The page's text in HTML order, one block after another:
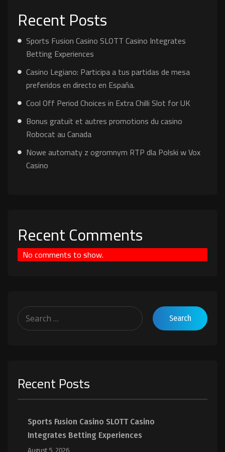
Recent Posts
Sports Fusion Casino SLOTT Casino Integrates
Betting Experiences
Casino Legiano: Participa a tus partidas de mesa
preferidos en directo en España.
Cool Off Period Choices in Extra Chilli Slot for UK
Bonus gratuit et autres promotions du casino
Robocat au Canada
Nowe automaty z ogromnym RTP dla Polski w Vox
Casino
Recent Comments
No comments to show.
Recent Posts
Sports Fusion Casino SLOTT Casino
Integrates Betting Experiences